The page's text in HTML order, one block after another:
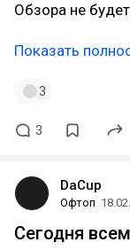
Обзора не
Показать
3
3
DaCup
Офтоп
Сегодня